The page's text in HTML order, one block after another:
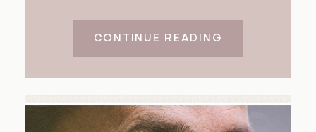
CONTINUE READING